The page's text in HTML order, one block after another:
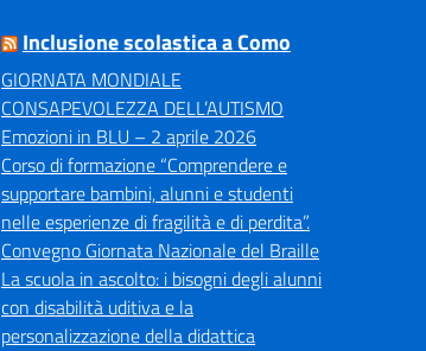
Inclusione scolastica a Como
GIORNATA MONDIALE
CONSAPEVOLEZZA DELL’AUTISMO
Emozioni in BLU – 2 aprile 2026
Corso di formazione “Comprendere e
supportare bambini, alunni e studenti
nelle esperienze di fragilità e di perdita”.
Convegno Giornata Nazionale del Braille
La scuola in ascolto: i bisogni degli alunni
con disabilità uditiva e la
personalizzazione della didattica